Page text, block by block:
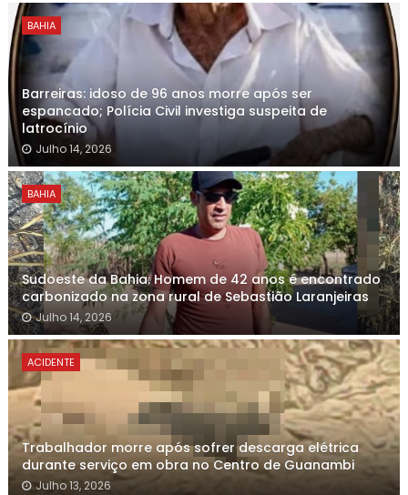
BAHIA
Barreiras: idoso de 96 anos morre após ser
espancado; Polícia Civil investiga suspeita de
latrocínio
Julho 14, 2026
BAHIA
Sudoeste da Bahia: Homem de 42 anos é encontrado
carbonizado na zona rural de Sebastião Laranjeiras
Julho 14, 2026
ACIDENTE
Trabalhador morre após sofrer descarga elétrica
durante serviço em obra no Centro de Guanambi
Julho 13, 2026